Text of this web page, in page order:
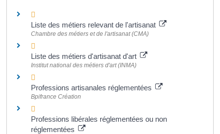
Liste des métiers relevant de l'artisanat
Chambre des métiers et de l'artisanat (CMA)
Liste des métiers d'artisanat d'art
Institut national des métiers d'art (INMA)
Professions artisanales réglementées
Bpifrance Création
Professions libérales réglementées ou non
réglementées